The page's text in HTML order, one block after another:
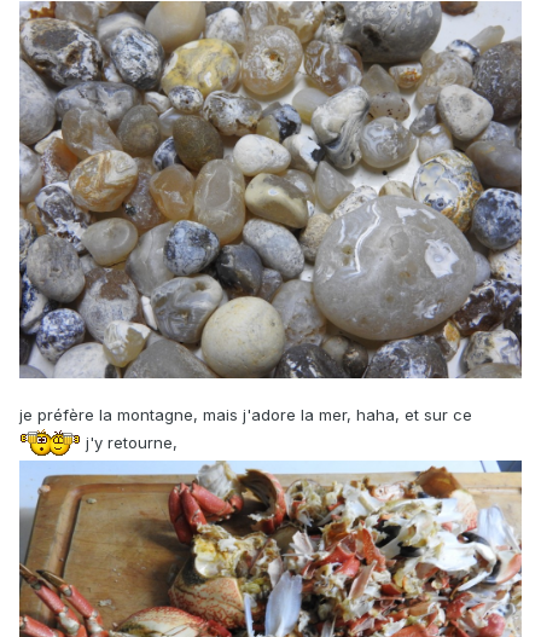
je préfère la montagne, mais j'adore la mer, haha, et sur ce
j'y retourne,